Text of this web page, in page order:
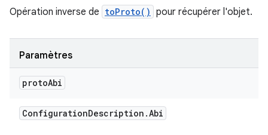
Opération inverse de toProto() pour récupérer l'objet.
Paramètres
protoAbi
ConfigurationDescription .Abi